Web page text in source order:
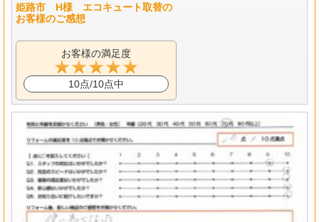
姫路市 H様 エコキュート取替の
お客様のご感想
お客様の満足度
10点/10点中